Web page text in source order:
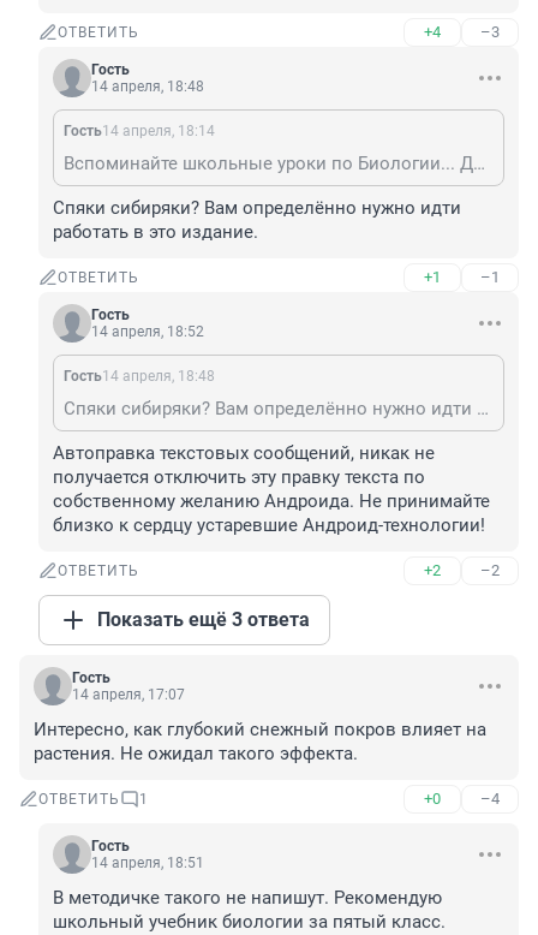
ОТВЕТИТЬ +4 –3
Гость
14 апреля, 18:48
Гость14 апреля, 18:14
Вспоминайте школьные уроки по Биологии... Для лиственных кустарников и деревьев наших северных широт для пробуждения от зимней спяки важен и вполне достаточно не столько температурный фон, сколько совокупность очень многих факторов: интенсивность солнечной радиации (инсоляция), глубина промерзания и темпы/скорость оттаивания почвы в текущем вегетативном сезоне, насыщенность почвы влагой и, в целом, глубина снежного покрова в предшествующий весеннему зимний период, типы и состав почв в той или иной местности, наличие/отсутствие природных патогенов (насекомых-вредителей или грибковых и прочих заболеваний) и т.д. и т.п... Не нужно равнять вегетативные законы Природы-матушки по своим человеческим меркам — если вам холодно, то вы не готовы расти и размножаться — в сибирской Флоре всё гораздо сложнее: вегетативный (веченне-летний) сезон очень короток, а потому растения просыпаются ГОРАЗДО(!) раньше и активнее, чем вам кажется! ))
Спяки сибиряки? Вам определённо нужно идти
работать в это издание.
ОТВЕТИТЬ +1 –1
Гость
14 апреля, 18:52
Гость14 апреля, 18:48
Спяки сибиряки? Вам определённо нужно идти работать в это издание.
Автоправка текстовых сообщений, никак не
получается отключить эту правку текста по
собственному желанию Андроида. Не принимайте
близко к сердцу устаревшие Андроид-технологии!
ОТВЕТИТЬ +2 –2
Показать ещё 3 ответа
Гость
14 апреля, 17:07
Интересно, как глубокий снежный покров влияет на
растения. Не ожидал такого эффекта.
ОТВЕТИТЬ 1 +0 –4
Гость
14 апреля, 18:51
В методичке такого не напишут. Рекомендую
школьный учебник биологии за пятый класс.